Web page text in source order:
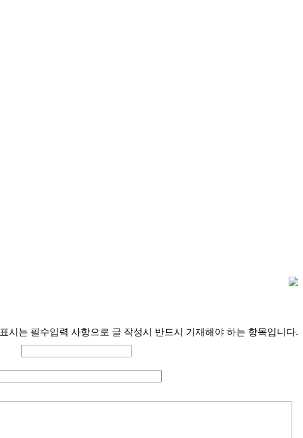
표시는 필수입력 사항으로 글 작성시 반드시 기재해야 하는 항목입니다.